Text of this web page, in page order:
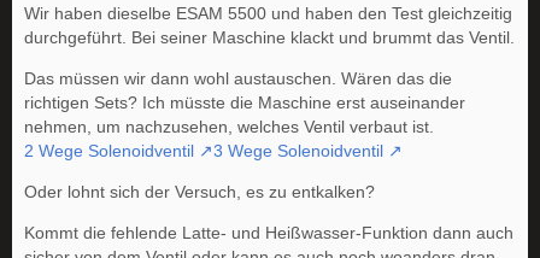
Wir haben dieselbe ESAM 5500 und haben den Test gleichzeitig
durchgeführt. Bei seiner Maschine klackt und brummt das Ventil.
Das müssen wir dann wohl austauschen. Wären das die
richtigen Sets? Ich müsste die Maschine erst auseinander
nehmen, um nachzusehen, welches Ventil verbaut ist.
2 Wege Solenoidventil
3 Wege Solenoidventil
Oder lohnt sich der Versuch, es zu entkalken?
Kommt die fehlende Latte- und Heißwasser-Funktion dann auch